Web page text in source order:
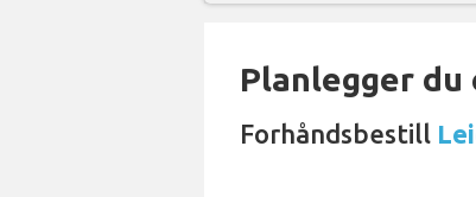
Planlegger
Forhåndsbestill